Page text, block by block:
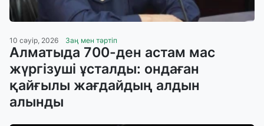
10 сәуір, 2026 Заң мен тәртіп
Алматыда 700-ден астам мас
жүргізуші ұсталды: ондаған
қайғылы жағдайдың алдын
алынды